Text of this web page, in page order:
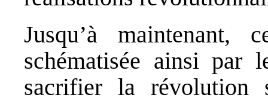
Jusqu’à maintenant,
schématisée ainsi
sacrifier la révolution